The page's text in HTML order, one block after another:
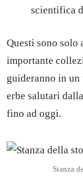
scientifica
Questi sono solo
importante
guideranno in
erbe salutari
fino ad oggi.
Stanza